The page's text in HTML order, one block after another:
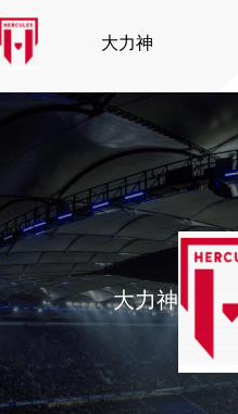
大力神
大力神